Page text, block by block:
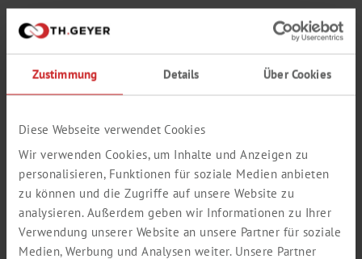
Zustimmung Details Über Cookies
Diese Webseite verwendet Cookies
Wir verwenden Cookies, um Inhalte und Anzeigen zu
personalisieren, Funktionen für soziale Medien anbieten
zu können und die Zugriffe auf unsere Website zu
analysieren. Außerdem geben wir Informationen zu Ihrer
Verwendung unserer Website an unsere Partner für soziale
Medien, Werbung und Analysen weiter. Unsere Partner